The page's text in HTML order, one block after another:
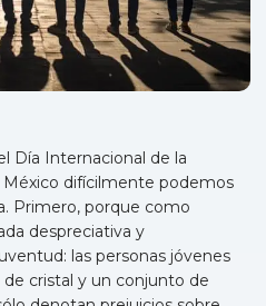
Día Internacional de la
difícilmente podemos
Primero, porque como
despreciativa y
las personas jóvenes
cristal y un conjunto de